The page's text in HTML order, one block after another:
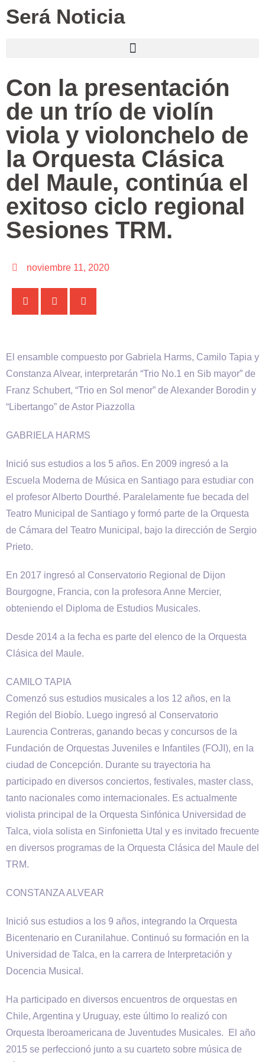
Será Noticia
Con la presentación
de un trío de violín
viola y violonchelo de
la Orquesta Clásica
del Maule, continúa el
exitoso ciclo regional
Sesiones TRM.
noviembre 11, 2020
El ensamble compuesto por Gabriela Harms, Camilo Tapia y
Constanza Alvear, interpretarán “Trio No.1 en Sib mayor” de
Franz Schubert, “Trio en Sol menor” de Alexander Borodin y
“Libertango” de Astor Piazzolla
GABRIELA HARMS
Inició sus estudios a los 5 años. En 2009 ingresó a la
Escuela Moderna de Música en Santiago para estudiar con
el profesor Alberto Dourthé. Paralelamente fue becada del
Teatro Municipal de Santiago y formó parte de la Orquesta
de Cámara del Teatro Municipal, bajo la dirección de Sergio
Prieto.
En 2017 ingresó al Conservatorio Regional de Dijon
Bourgogne, Francia, con la profesora Anne Mercier,
obteniendo el Diploma de Estudios Musicales.
Desde 2014 a la fecha es parte del elenco de la Orquesta
Clásica del Maule.
CAMILO TAPIA
Comenzó sus estudios musicales a los 12 años, en la
Región del Biobío. Luego ingresó al Conservatorio
Laurencia Contreras, ganando becas y concursos de la
Fundación de Orquestas Juveniles e Infantiles (FOJI), en la
ciudad de Concepción. Durante su trayectoria ha
participado en diversos conciertos, festivales, master class,
tanto nacionales como internacionales. Es actualmente
violista principal de la Orquesta Sinfónica Universidad de
Talca, viola solista en Sinfonietta Utal y es invitado frecuente
en diversos programas de la Orquesta Clásica del Maule del
TRM.
CONSTANZA ALVEAR
Inició sus estudios a los 9 años, integrando la Orquesta
Bicentenario en Curanilahue. Continuó su formación en la
Universidad de Talca, en la carrera de Interpretación y
Docencia Musical.
Ha participado en diversos encuentros de orquestas en
Chile, Argentina y Uruguay, este último lo realizó con
Orquesta Iberoamericana de Juventudes Musicales. El año
2015 se perfeccionó junto a su cuarteto sobre música de